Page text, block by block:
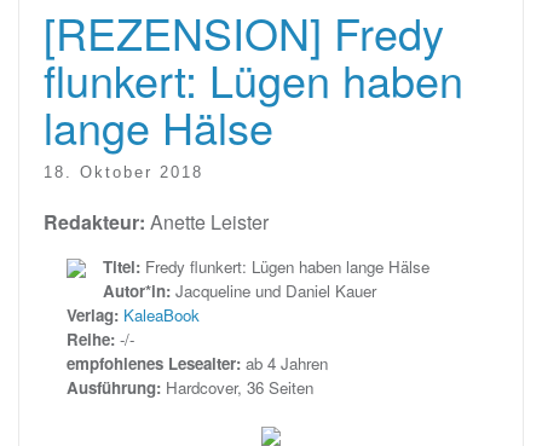
[REZENSION] Fredy
flunkert: Lügen haben
lange Hälse
18. Oktober 2018
Redakteur: Anette Leister
Titel: Fredy flunkert: Lügen haben lange Hälse
Autor*in: Jacqueline und Daniel Kauer
Verlag: KaleaBook
Reihe: -/-
empfohlenes Lesealter: ab 4 Jahren
Ausführung: Hardcover, 36 Seiten